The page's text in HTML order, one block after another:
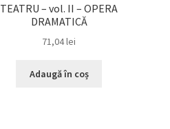
TEATRU – vol. II – OPERA
DRAMATICĂ
71,04lei
Adaugă în coș